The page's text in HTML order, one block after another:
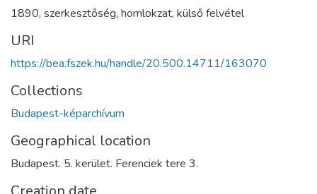
1890, szerkesztőség, homlokzat, külső felvétel
URI
https://bea.fszek.hu/handle/20.500.14711/163070
Collections
Budapest-képarchívum
Geographical location
Budapest. 5. kerület. Ferenciek tere 3.